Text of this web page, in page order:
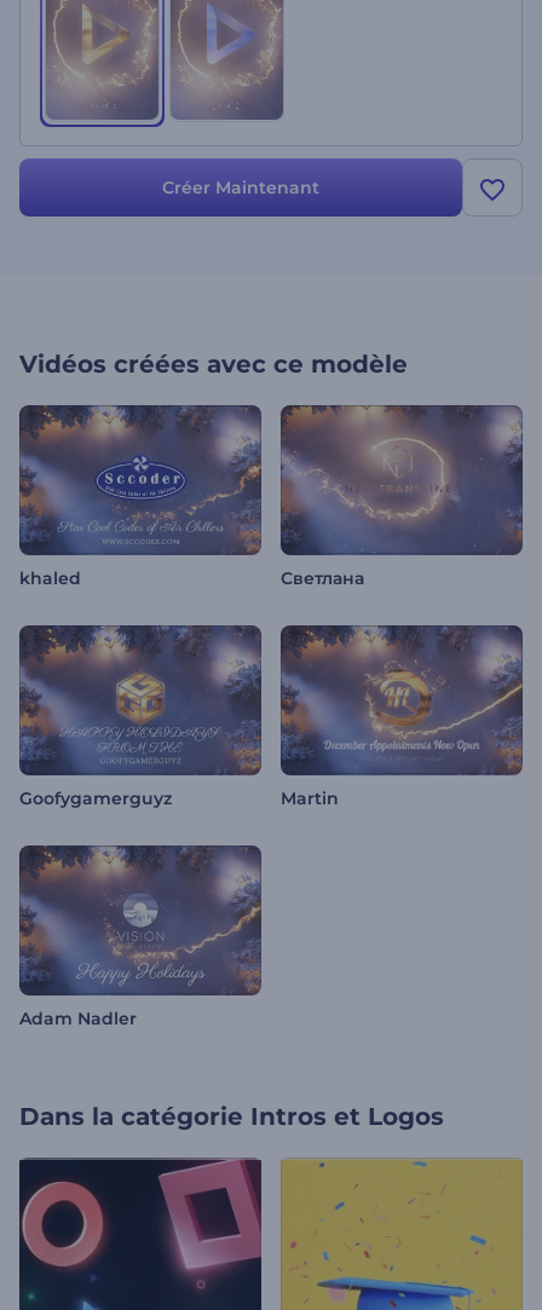
Créer Maintenant
Vidéos créées avec ce modèle
khaled Светлана
Goofygamerguyz Martin
Adam Nadler
Dans la catégorie Intros et Logos